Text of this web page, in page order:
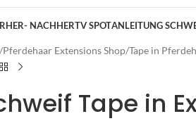
NACHHERTV SPOTANLEITUNG
/Pferdehaar Extensions Shop/Tape in
Tape in